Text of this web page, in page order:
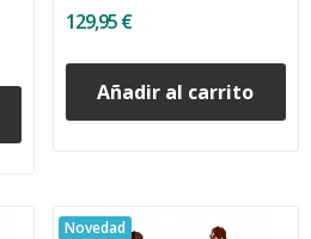
129,95 €
Añadir al carrito
Novedad